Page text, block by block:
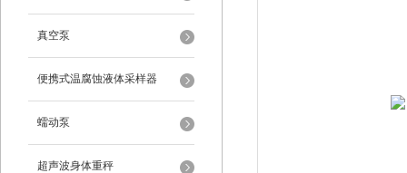
真空泵
便携式温腐蚀液体采样器
蠕动泵
超声波身体重秤